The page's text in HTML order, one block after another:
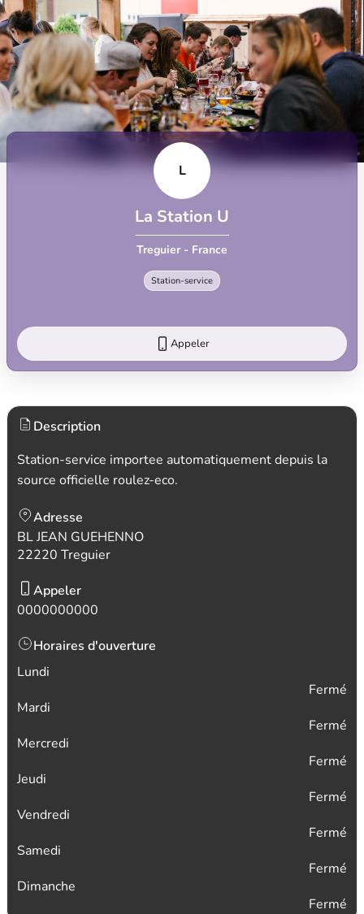
L
La Station U
Treguier - France
Station-service
Appeler
Description
Station-service importee automatiquement depuis la
source officielle roulez-eco.
Adresse
BL JEAN GUEHENNO
22220 Treguier
Appeler
0000000000
Horaires d'ouverture
Lundi
Fermé
Mardi
Fermé
Mercredi
Fermé
Jeudi
Fermé
Vendredi
Fermé
Samedi
Fermé
Dimanche
Fermé